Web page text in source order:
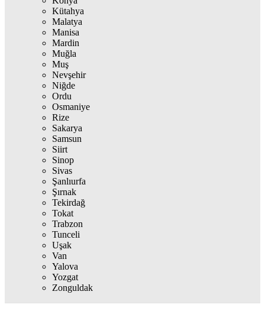
Kütahya
Malatya
Manisa
Mardin
Muğla
Muş
Nevşehir
Niğde
Ordu
Osmaniye
Rize
Sakarya
Samsun
Siirt
Sinop
Sivas
Şanlıurfa
Şırnak
Tekirdağ
Tokat
Trabzon
Tunceli
Uşak
Van
Yalova
Yozgat
Zonguldak